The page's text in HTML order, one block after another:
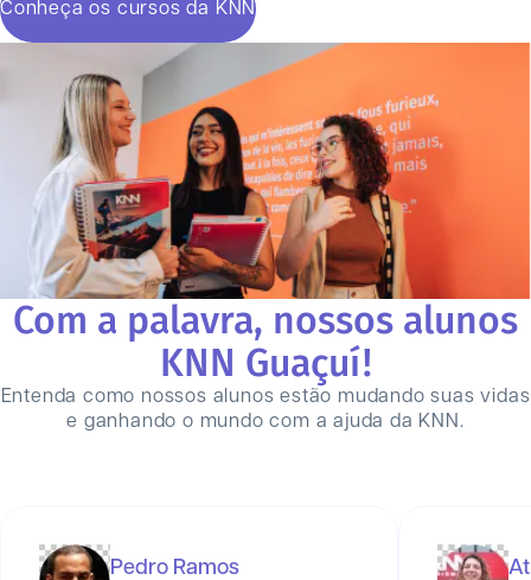
Conheça os cursos da KNN
Com a palavra, nossos alunos
KNN Guaçuí!
Entenda como nossos alunos estão mudando suas vidas
e ganhando o mundo com a ajuda da KNN.
Pedro Ramos